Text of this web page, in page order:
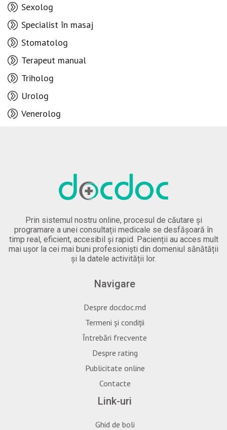
Sexolog
Specialist în masaj
Stomatolog
Terapeut manual
Triholog
Urolog
Venerolog
Prin sistemul nostru online, procesul de căutare și
programare a unei consultații medicale se desfășoară în
timp real, eficient, accesibil și rapid. Pacienții au acces mult
mai ușor la cei mai buni profesioniști din domeniul sănătății
și la datele activității lor.
Navigare
Despre docdoc.md
Termeni și condiții
Întrebări frecvente
Despre rating
Publicitate online
Contacte
Link-uri
Ghid de boli